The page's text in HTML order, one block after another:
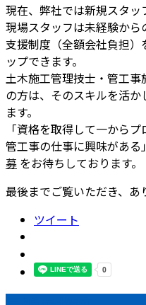
現在、弊社では新規スタッ
現場スタッフは未経験か
支援制度（全額会社負担
ップできます。
土木施工管理技士・管工
の方は、そのスキルを活
ます。
「資格を取得して一から
管工事の仕事に興味があ
募 をお待ちしております。
最後までご覧いただき、あ
ツイート